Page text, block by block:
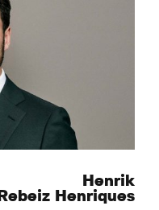
Henrik
Rebeiz Henriques